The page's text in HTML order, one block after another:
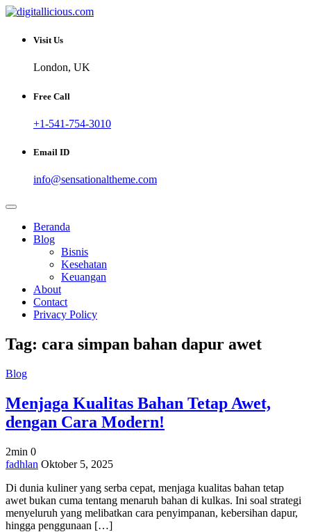
Skip
content
digitallicious.com
Sharing Digital Information
Visit Us
London, UK
Free Call
+1-541-754-3010
Email ID
info@sensationaltheme.com
Beranda
Blog
Bisnis
Kesehatan
Keuangan
About
Contact
Privacy Policy
Tag: cara simpan bahan dapur awet
Blog
Menjaga Kualitas Bahan Tetap Awet,
dengan Cara Modern!
2min 0
on
Kualitas
Bahan
Tetap
Awet,
fadhlan Oktober 5, 2025
Di dunia kuliner yang serba cepat, menjaga kualitas bahan tetap
awet bukan cuma tentang menaruh bahan di kulkas. Ini soal strategi
menyeluruh yang melibatkan cara penyimpanan, kebersihan dapur,
hingga penggunaan […]